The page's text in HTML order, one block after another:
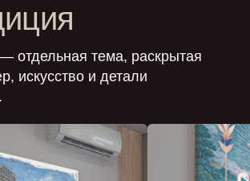
отдельная тема, раскрытая
искусство и детали